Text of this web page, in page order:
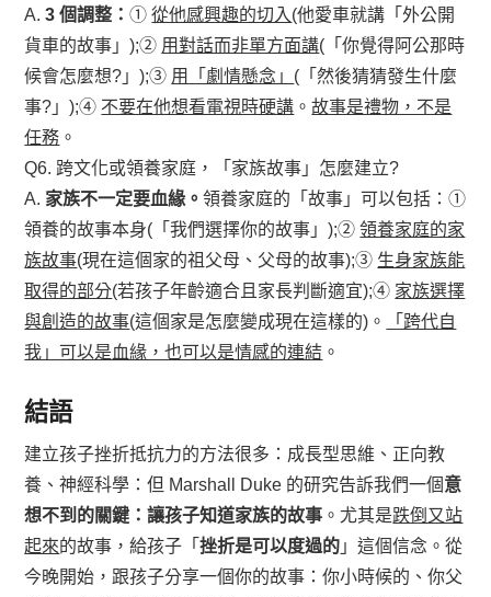
A.3 個調整：①從他感興趣的切入 (他愛車就講「外公開
貨車的故事」);② 用對話而非單方面講(「你覺得阿公那時
候會怎麼想?」);③ 用「劇情懸念」 (「然後猜猜發生什麼
事?」);④ 不要在他想看電視時硬講 。故事是禮物，不是
任務 。
Q6. 跨文化或領養家庭，「家族故事」怎麼建立?
A. 家族不一定要血緣。領養家庭的「故事」可以包括：①
領養的故事本身(「我們選擇你的故事」);②領養家庭的家
族故事(現在這個家的祖父母、父母的故事);③ 生身家族能
取得的部分(若孩子年齡適合且家長判斷適宜);④ 家族選擇
與創造的故事(這個家是怎麼變成現在這樣的)。
「跨代自
我」可以是血緣，也可以是情感的連結 。
結語
建立孩子挫折抵抗力的方法很多：成長型思維、正向教
養、神經科學：但 Marshall Duke 的研究告訴我們一個意
想不到的關鍵：讓孩子知道家族的故事 。尤其是跌倒又站
起來的故事，給孩子「挫折是可以度過的 」這個信念。從
今晚開始，跟孩子分享一個你的故事：你小時候的、你父